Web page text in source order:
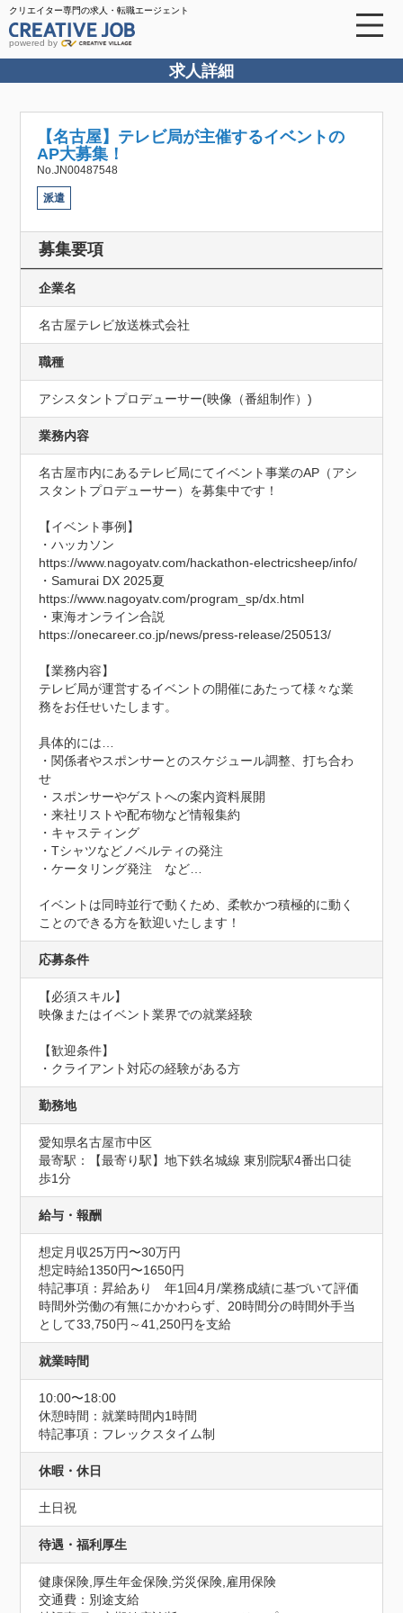
クリエイター専門の求人・転職エージェント
powered by
求人詳細
【名古屋】テレビ局が主催するイベントの
AP大募集！
No.JN00487548
派遣
募集要項
企業名
名古屋テレビ放送株式会社
職種
アシスタントプロデューサー(映像（番組制作）)
業務内容
名古屋市内にあるテレビ局にてイベント事業のAP（アシ
スタントプロデューサー）を募集中です！
【イベント事例】
・ハッカソン
https://www.nagoyatv.com/hackathon-electricsheep/info/
・Samurai DX 2025夏
https://www.nagoyatv.com/program_sp/dx.html
・東海オンライン合説
https://onecareer.co.jp/news/press-release/250513/
【業務内容】
テレビ局が運営するイベントの開催にあたって様々な業
務をお任せいたします。
具体的には…
・関係者やスポンサーとのスケジュール調整、打ち合わ
せ
・スポンサーやゲストへの案内資料展開
・来社リストや配布物など情報集約
・キャスティング
・Tシャツなどノベルティの発注
・ケータリング発注　など…
イベントは同時並行で動くため、柔軟かつ積極的に動く
ことのできる方を歓迎いたします！
応募条件
【必須スキル】
映像またはイベント業界での就業経験
【歓迎条件】
・クライアント対応の経験がある方
勤務地
愛知県名古屋市中区
最寄駅：【最寄り駅】地下鉄名城線 東別院駅4番出口徒
歩1分
給与・報酬
想定月収25万円〜30万円
想定時給1350円〜1650円
特記事項：昇給あり　年1回4月/業務成績に基づいて評価
時間外労働の有無にかかわらず、20時間分の時間外手当
として33,750円～41,250円を支給
就業時間
10:00〜18:00
休憩時間：就業時間内1時間
特記事項：フレックスタイム制
休暇・休日
土日祝
待遇・福利厚生
健康保険,厚生年金保険,労災保険,雇用保険
交通費：別途支給